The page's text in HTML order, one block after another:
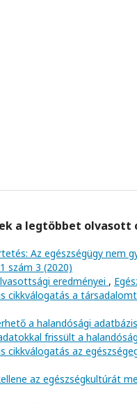
a legtöbbet olvasott
Az egészségügy nem
szám 3 (2020)
eredményei ,
cikkválogatás a
a halandósági adatbázis
frissült a
cikkválogatás az
az egészségkultúrát